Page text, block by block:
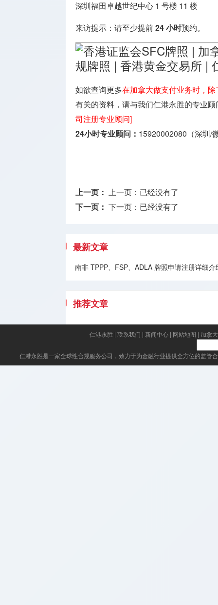
深圳福田卓越世纪中心 1 号楼 11 楼
来访提示：请至少提前24 小时预约。
如欲查询更多在加拿大做支付业务时，
有关的资料，请与我们仁港永胜的专业
司注册专业顾问]
24小时专业顾问： 15920002080（深圳/
上一页： 上一页：已经没有了
下一页： 下一页：已经没有了
最新文章
南非 TPPP、FSP、ADLA 牌照申请注册详细
推荐文章
仁港永胜| 联系我们 | 新闻中心| 网站地图 | 加拿
仁港永胜是一家全球性合规服务公司，致力于为金融行业提供全方位的监管